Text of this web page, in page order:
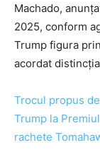
Machado,
2025, conform
Trump figura
acordat
Trocul propus
Trump la
rachete